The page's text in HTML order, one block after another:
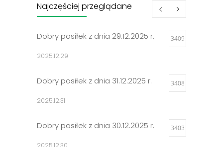
Najczęściej przeglądane
Dobry posiłek z dnia 29.12.2025 r. 3409
2025.12.29
Dobry posiłek z dnia 31.12.2025 r. 3408
2025.12.31
Dobry posiłek z dnia 30.12.2025 r. 3403